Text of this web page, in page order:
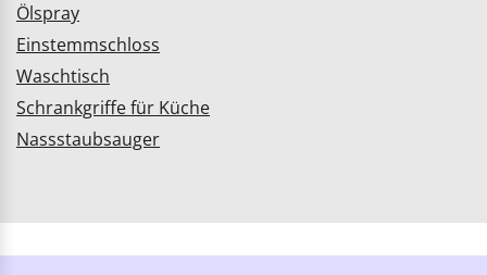
Ölspray
Einstemmschloss
Waschtisch
Schrankgriffe für Küche
Nassstaubsauger